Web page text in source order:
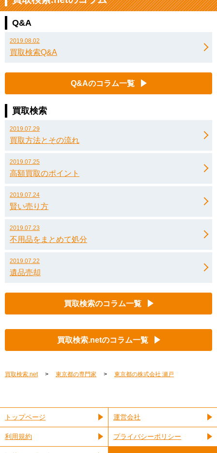
Q&A
2019.08.02
買取検索Q&A
Q&Aのコラム一覧
買取検索
2019.07.29
買取方法とその流れ
2019.07.25
高額買取のポイント
2019.07.24
賢い売り方
2019.07.23
不用品をまとめて処分
2019.07.22
遺品売却
買取検索のコラム一覧
買取検索.netのコラム一覧
買取検索.net 東京都の専門家 東京都の株式会社 瀬戸
トップページ 運営会社
利用規約 プライバシーポリシー